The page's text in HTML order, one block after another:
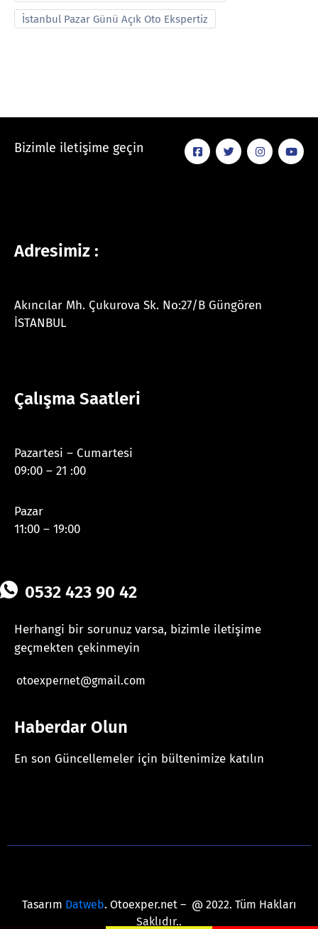
İstanbul Pazar Günü Açık Oto Ekspertiz
Bizimle iletişime geçin
Adresimiz :
Akıncılar Mh. Çukurova Sk. No:27/B Güngören
İSTANBUL
Çalışma Saatleri
Pazartesi – Cumartesi
09:00 – 21 :00
Pazar
11:00 – 19:00
0532 423 90 42
Herhangi bir sorunuz varsa, bizimle iletişime
geçmekten çekinmeyin
otoexpernet@gmail.com
Haberdar Olun
En son Güncellemeler için bültenimize katılın
Tasarım Datweb. Otoexper.net – @ 2022. Tüm Hakları
Saklıdır..